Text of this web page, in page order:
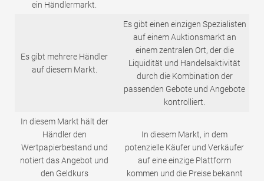
ein Händlermarkt.
Es gibt mehrere Händler
auf diesem Markt.
Es gibt einen einzigen Spezialisten
auf einem Auktionsmarkt an
einem zentralen Ort, der die
Liquidität und Handelsaktivität
durch die Kombination der
passenden Gebote und Angebote
kontrolliert.
In diesem Markt hält der
Händler den
Wertpapierbestand und
notiert das Angebot und
den Geldkurs
In diesem Markt, in dem
potenzielle Käufer und Verkäufer
auf eine einzige Plattform
kommen und die Preise bekannt